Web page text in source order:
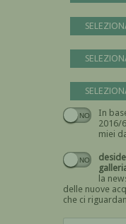
In
2016/679
miei
la
delle nuove
che ci